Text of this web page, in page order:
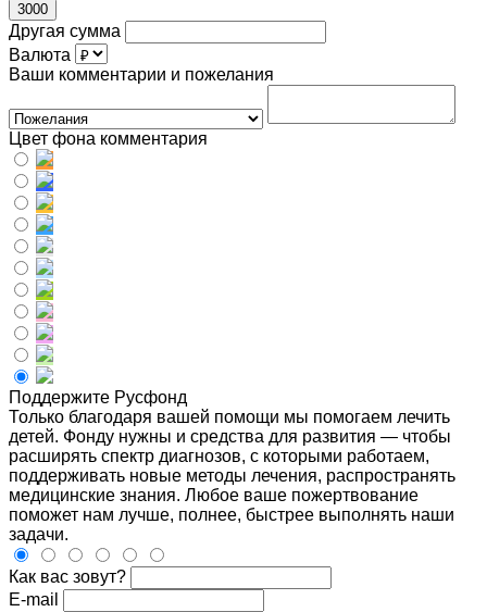
3000
Другая сумма
Валюта
Ваши комментарии и пожелания
Цвет фона комментария
Поддержите Русфонд
Только благодаря вашей помощи мы помогаем лечить
детей. Фонду нужны и средства для развития — чтобы
расширять спектр диагнозов, с которыми работаем,
поддерживать новые методы лечения, распространять
медицинские знания. Любое ваше пожертвование
поможет нам лучше, полнее, быстрее выполнять наши
задачи.
Как вас зовут?
E-mail